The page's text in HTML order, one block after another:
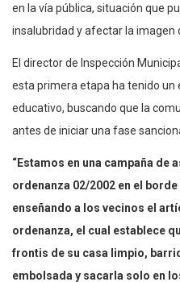
en la vía pública, situación que
insalubridad y afectar la imagen
El director de Inspección
esta primera etapa ha tenido
educativo, buscando que la
antes de iniciar una fase
“Estamos en una campaña de
ordenanza 02/2002 en el
enseñando a los vecinos el
ordenanza, el cual establece
frontis de su casa limpio,
embolsada y sacarla solo en